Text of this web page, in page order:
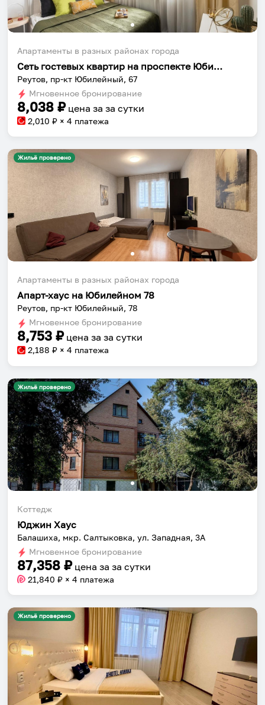
Апартаменты в разных районах города
Сеть гостевых квартир на проспекте Юбилейный 67
Реутов, пр-кт Юбилейный, 67
Мгновенное бронирование
8,038 ₽ цена за за сутки
2,010 ₽ × 4 платежа
Жильё проверено
Апартаменты в разных районах города
Апарт-хаус на Юбилейном 78
Реутов, пр-кт Юбилейный, 78
Мгновенное бронирование
8,753 ₽ цена за за сутки
2,188 ₽ × 4 платежа
Жильё проверено
Коттедж
Юджин Хаус
Балашиха, мкр. Салтыковка, ул. Западная, 3А
Мгновенное бронирование
87,358 ₽ цена за за сутки
21,840 ₽ × 4 платежа
Жильё проверено
Собери путешествие без сложностей
Сохраняй места, повторяй маршруты, находи
компанию и бронируй жильё в одном
приложении.